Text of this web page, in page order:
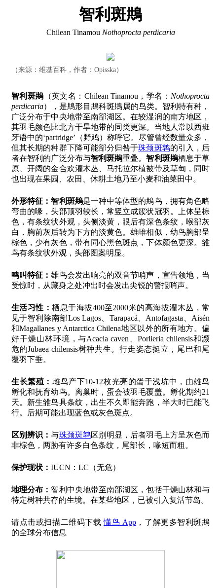
智利斑䳍
Chilean Tinamou Nothoprocta perdicaria
（来源：维基百科，作者：Opisska）
智利斑䳍 （英文名：Chilean Tinamou，学名： Nothoprocta
perdicaria），是䳍形目䳍科斑䳍属的鸟类。智利特有种，
广泛分布于中央地带至南部湖区。在较湿润的南方地区，
其羽毛颜色比北方干旱地带的同类更深。当地人常以西班
牙语中的‘partridge’（野鸡）称呼它。尽管曾经数量众多，
但其长期的种群下降可能部分归咎于珠颈斑鹑的引入，后
者在智利的广泛分布与智利斑䳍重叠。智利斑䳍栖息于草
原、开阔的金合欢灌木丛、马托拉尔植被带及草甸，同时
也出现在果园、农田、休耕土地乃至小麦和油菜田中。
外形特征：智利斑䳍是一种中等体型的䳍鸟，拥有角色略
弯曲的喙，头部顶羽较长，常竖立成簇状冠羽。上体呈棕
色，有条纹状外观，头侧淡黄，眼后有深色条纹，喉部灰
白，胸前灰后转为下方的淡黄色。雄雌相似，幼鸟胸部呈
棕色，少有灰色，带有同心黑色斑点，下体颜色更深。雏
鸟有条纹状外观，头部图案明显。
鸣叫特征：雄鸟会发出响亮的双音节哨声，宣告领地，当
受惊时，从藏身之处冲出时会发出尖锐的警报哨声。
生活习性：栖息于海拔400至2000米的高海拔灌木丛，常
见于智利除南部Los Lagos、Tarapacá、Antofagasta、Aisén
和Magallanes y Antarctica Chilena地区以外的所有地方。偏
好干燥山林环境，与Acacia caven、Porlieria chilensis和濒
危的Jubaea chilensis树种共生。行走姿态挺立，尾巴和尾
覆羽下垂。
生长繁殖： 雌鸟产下10-12枚光亮的蛋于浅坑中，由雄鸟
孵化和抚育幼鸟。离巢时，蛋会被羽毛覆盖。孵化期约21
天。新生雏鸟具条纹，出生不久即能奔跑，半大时已能飞
行。后期可能出现蓝色或灰色斑点。
区别辨识：与珠颈斑鹑区别明显，后者羽毛上方呈灰色而
非棕色，两胁有许多白色条纹，尾部长，喙短而粗。
保护现状： IUCN：LC（无危）
地理分布： 智利中央地带至南部湖区，包括干燥山林和与
特定树种共存的生境。在某些地区，已被引入复活节岛。
请点击或扫描二维码下载懂鸟 App，了解更多智利斑䳍
的全球分布信息